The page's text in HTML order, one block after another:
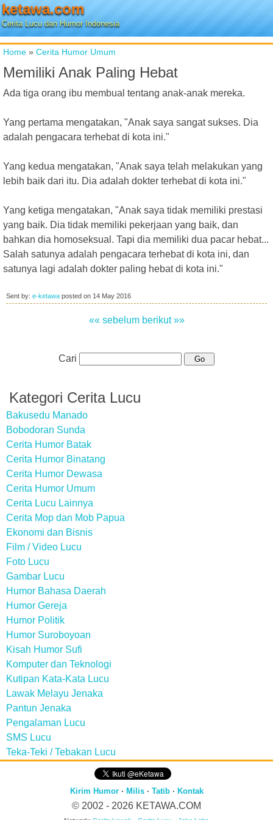
ketawa.com
Cerita Lucu dan Humor Indonesia
Home » Cerita Humor Umum
Memiliki Anak Paling Hebat
Ada tiga orang ibu membual tentang anak-anak mereka.
Yang pertama mengatakan, "Anak saya sangat sukses. Dia
adalah pengacara terhebat di kota ini."
Yang kedua mengatakan, "Anak saya telah melakukan yang
lebih baik dari itu. Dia adalah dokter terhebat di kota ini."
Yang ketiga mengatakan, "Anak saya tidak memiliki prestasi
yang baik. Dia tidak memiliki pekerjaan yang baik, dan
bahkan dia homoseksual. Tapi dia memiliki dua pacar hebat...
Salah satunya adalah pengacara terhebat di kota ini, dan
satunya lagi adalah dokter paling hebat di kota ini."
Sent by: e-ketawa posted on 14 May 2016
«« sebelum berikut »»
Cari
Kategori Cerita Lucu
Bakusedu Manado
Bobodoran Sunda
Cerita Humor Batak
Cerita Humor Binatang
Cerita Humor Dewasa
Cerita Humor Umum
Cerita Lucu Lainnya
Cerita Mop dan Mob Papua
Ekonomi dan Bisnis
Film / Video Lucu
Foto Lucu
Gambar Lucu
Humor Bahasa Daerah
Humor Gereja
Humor Politik
Humor Suroboyoan
Kisah Humor Sufi
Komputer dan Teknologi
Kutipan Kata-Kata Lucu
Lawak Melayu Jenaka
Pantun Jenaka
Pengalaman Lucu
SMS Lucu
Teka-Teki / Tebakan Lucu
Kirim Humor· Milis· Tatib· Kontak
© 2002 - 2026 KETAWA.COM